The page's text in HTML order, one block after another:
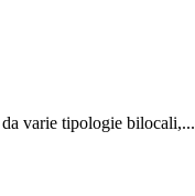
varie tipologie bilocali,...